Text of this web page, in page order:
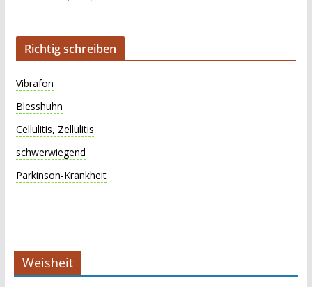
Richtig schreiben
Vibrafon
Blesshuhn
Cellulitis, Zellulitis
schwerwiegend
Parkinson-Krankheit
Weisheit